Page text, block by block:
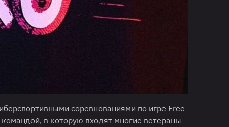
соревнованиями по игре Free
в которую входят многие ветераны